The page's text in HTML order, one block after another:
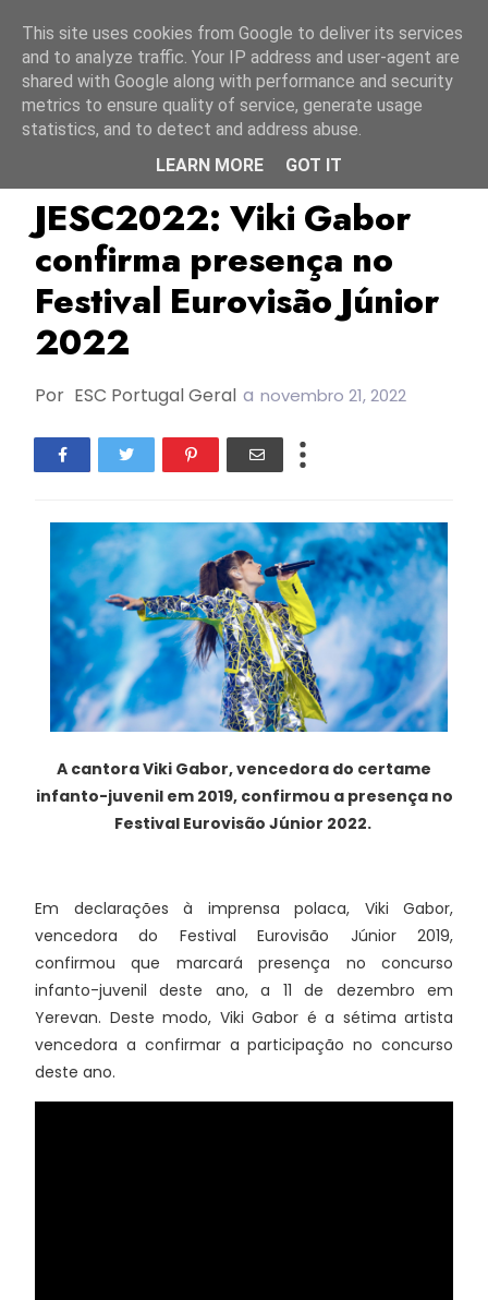
Polónia TOP
JESC2022: Viki Gabor
confirma presença no
Festival Eurovisão Júnior
2022
Por ESC Portugal Geral a novembro 21, 2022
A cantora Viki Gabor, vencedora do certame
infanto-juvenil em 2019, confirmou a presença no
Festival Eurovisão Júnior 2022.
Em declarações à imprensa polaca, Viki Gabor,
vencedora do Festival Eurovisão Júnior 2019,
confirmou que marcará presença no concurso
infanto-juvenil deste ano, a 11 de dezembro em
Yerevan. Deste modo, Viki Gabor é a sétima artista
vencedora a confirmar a participação no concurso
deste ano.
This site uses cookies from Google to deliver its services
and to analyze traffic. Your IP address and user-agent are
shared with Google along with performance and security
metrics to ensure quality of service, generate usage
statistics, and to detect and address abuse.
LEARN MORE
GOT IT